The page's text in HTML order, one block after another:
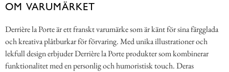
OM VARUMÄRKET
Derrière la Porte är ett franskt varumärke som är känt för sina färgglada
och kreativa plåtburkar för förvaring. Med unika illustrationer och
lekfull design erbjuder Derrière la Porte produkter som kombinerar
funktionalitet med en personlig och humoristisk touch. Deras